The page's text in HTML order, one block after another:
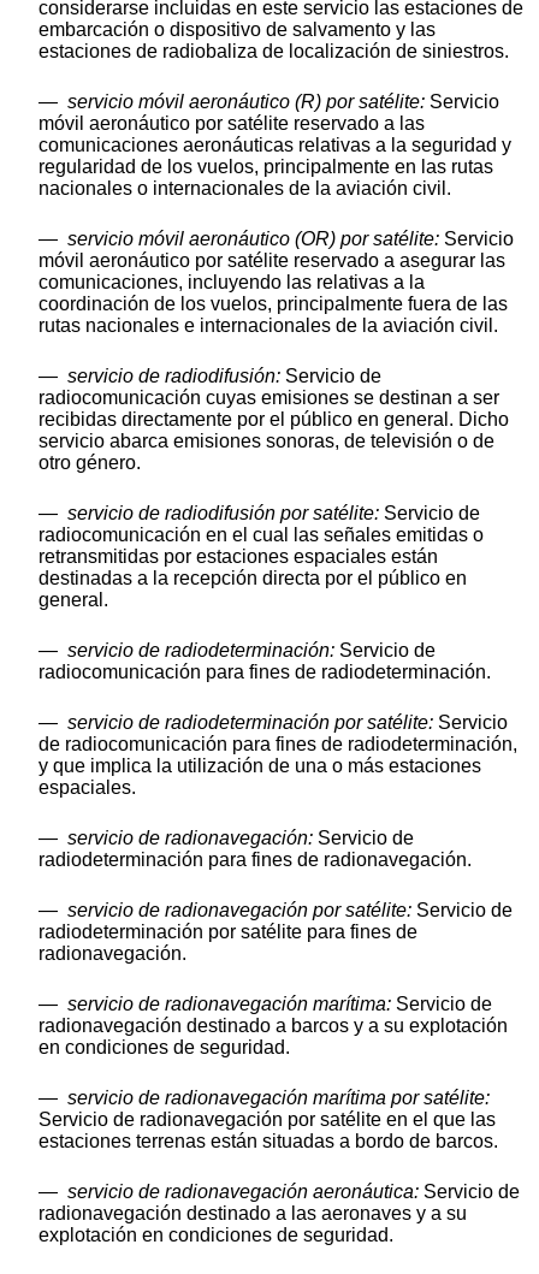
considerarse incluidas en este servicio las estaciones de
embarcación o dispositivo de salvamento y las
estaciones de radiobaliza de localización de siniestros.
— servicio móvil aeronáutico (R) por satélite: Servicio
móvil aeronáutico por satélite reservado a las
comunicaciones aeronáuticas relativas a la seguridad y
regularidad de los vuelos, principalmente en las rutas
nacionales o internacionales de la aviación civil.
— servicio móvil aeronáutico (OR) por satélite: Servicio
móvil aeronáutico por satélite reservado a asegurar las
comunicaciones, incluyendo las relativas a la
coordinación de los vuelos, principalmente fuera de las
rutas nacionales e internacionales de la aviación civil.
— servicio de radiodifusión: Servicio de
radiocomunicación cuyas emisiones se destinan a ser
recibidas directamente por el público en general. Dicho
servicio abarca emisiones sonoras, de televisión o de
otro género.
— servicio de radiodifusión por satélite: Servicio de
radiocomunicación en el cual las señales emitidas o
retransmitidas por estaciones espaciales están
destinadas a la recepción directa por el público en
general.
— servicio de radiodeterminación: Servicio de
radiocomunicación para fines de radiodeterminación.
— servicio de radiodeterminación por satélite: Servicio
de radiocomunicación para fines de radiodeterminación,
y que implica la utilización de una o más estaciones
espaciales.
— servicio de radionavegación: Servicio de
radiodeterminación para fines de radionavegación.
— servicio de radionavegación por satélite: Servicio de
radiodeterminación por satélite para fines de
radionavegación.
— servicio de radionavegación marítima: Servicio de
radionavegación destinado a barcos y a su explotación
en condiciones de seguridad.
— servicio de radionavegación marítima por satélite:
Servicio de radionavegación por satélite en el que las
estaciones terrenas están situadas a bordo de barcos.
— servicio de radionavegación aeronáutica: Servicio de
radionavegación destinado a las aeronaves y a su
explotación en condiciones de seguridad.